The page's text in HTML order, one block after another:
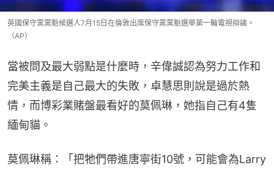
英國保守黨黨魁候選人7月15日在倫敦出席保守黨黨魁選舉第一輪電視辯論。
（AP）
當被問及最大弱點是什麼時，辛偉誠認為努力工作和
完美主義是自己最大的失敗，卓慧思則說是過於熱
情，而博彩業賭盤最看好的莫佩琳，她指自己有4隻
緬甸貓。
莫佩琳稱：「把牠們帶進唐寧街10號，可能會為Larry